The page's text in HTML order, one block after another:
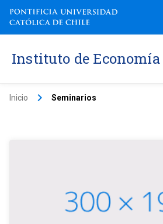
Instituto de Economía
Inicio keyboard_arrow_right Seminarios